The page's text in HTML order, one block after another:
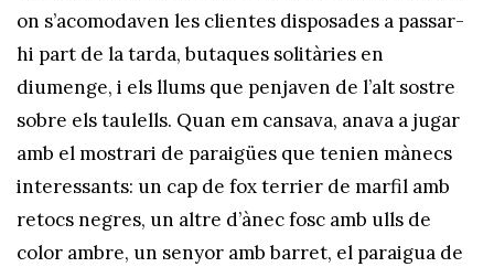
on s’acomodaven les clientes disposades a passar-
hi part de la tarda, butaques solitàries en
diumenge, i els llums que penjaven de l’alt sostre
sobre els taulells. Quan em cansava, anava a jugar
amb el mostrari de paraigües que tenien mànecs
interessants: un cap de fox terrier de marfil amb
retocs negres, un altre d’ànec fosc amb ulls de
color ambre, un senyor amb barret, el paraigua de